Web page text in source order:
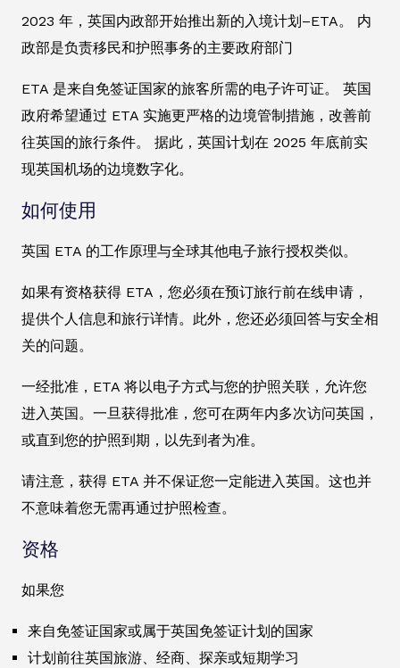
2023 年，英国内政部开始推出新的入境计划–ETA。 内
政部是负责移民和护照事务的主要政府部门
ETA 是来自免签证国家的旅客所需的电子许可证。 英国
政府希望通过 ETA 实施更严格的边境管制措施，改善前
往英国的旅行条件。 据此，英国计划在 2025 年底前实
现英国机场的边境数字化。
如何使用
英国 ETA 的工作原理与全球其他电子旅行授权类似。
如果有资格获得 ETA，您必须在预订旅行前在线申请，
提供个人信息和旅行详情。此外，您还必须回答与安全相
关的问题。
一经批准，ETA 将以电子方式与您的护照关联，允许您
进入英国。一旦获得批准，您可在两年内多次访问英国，
或直到您的护照到期，以先到者为准。
请注意，获得 ETA 并不保证您一定能进入英国。这也并
不意味着您无需再通过护照检查。
资格
如果您
来自免签证国家或属于英国免签证计划的国家
计划前往英国旅游、经商、探亲或短期学习